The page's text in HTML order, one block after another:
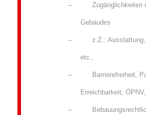
– Zugänglichkeiten
Gebäudes
– z.Z.:
etc.,
– Barrierefreiheit,
Erreichbarkeit, ÖPNV,
–